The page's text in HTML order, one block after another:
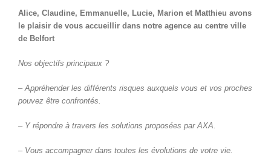
Alice, Claudine, Emmanuelle, Lucie, Marion et Matthieu avons
le plaisir de vous accueillir dans notre agence au centre ville
de Belfort
Nos objectifs principaux ?
– Appréhender les différents risques auxquels vous et vos proches
pouvez être confrontés.
– Y répondre à travers les solutions proposées par AXA.
– Vous accompagner dans toutes les évolutions de votre vie.